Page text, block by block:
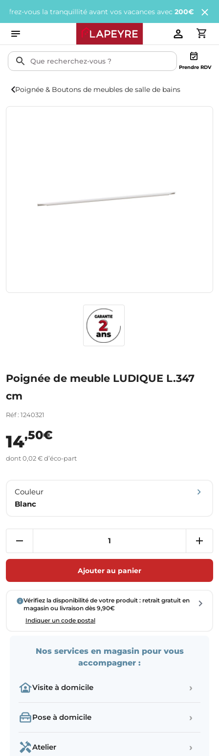
vous la tranquillité avant vos vacances avec200€ offerts tous
Prendre RDV
Poignée & Boutons de meubles de salle de bains
Poignée de meuble LUDIQUE L.347
cm
Réf : 1240321
14,50€
dont 0,02 € d’éco-part
Couleur
Blanc
Ajouter au panier
Vérifiez la disponibilité de votre produit : retrait gratuit en
magasin ou livraison dès 9,90€
Indiquer un code postal
Nos services en magasin pour vous
accompagner :
Visite à domicile ›
Pose à domicile ›
Atelier ›